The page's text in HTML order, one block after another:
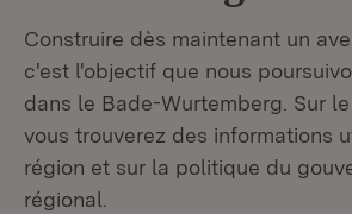
Construire dès maintenant un
c'est l'objectif que nous
dans le Bade-Wurtemberg. Sur
vous trouverez des informations
région et sur la politique du
régional.